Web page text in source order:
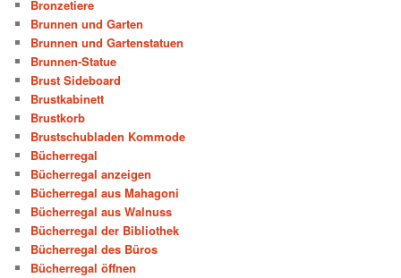
Bronzetiere
Brunnen und Garten
Brunnen und Gartenstatuen
Brunnen-Statue
Brust Sideboard
Brustkabinett
Brustkorb
Brustschubladen Kommode
Bücherregal
Bücherregal anzeigen
Bücherregal aus Mahagoni
Bücherregal aus Walnuss
Bücherregal der Bibliothek
Bücherregal des Büros
Bücherregal öffnen